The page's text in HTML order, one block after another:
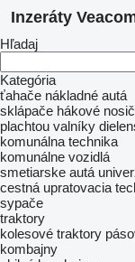
Inzeráty
Hľadaj
Kategória
ťahače nákladné autá
sklápače hákové
plachtou valníky
komunálna technika
komunálne vozidlá
smetiarske autá
cestná upratovacia
sypače
traktory
kolesové traktory
kombajny